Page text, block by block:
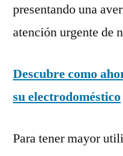
presentando una
atención urgente de
Descubre como
su electrodoméstico
Para tener mayor